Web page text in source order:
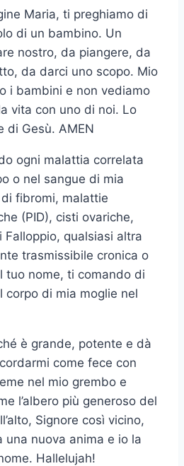
Maria, ti preghiamo di
di un bambino. Un
nostro, da piangere, da
da darci uno scopo. Mio
i bambini e non vediamo
vita con uno di noi. Lo
di Gesù. AMEN
ogni malattia correlata
o nel sangue di mia
fibromi, malattie
(PID), cisti ovariche,
qualsiasi altra
trasmissibile cronica o
tuo nome, ti comando di
corpo di mia moglie nel
è grande, potente e dà
come fece con
nel mio grembo e
l’albero più generoso del
Signore così vicino,
una nuova anima e io la
Hallelujah!